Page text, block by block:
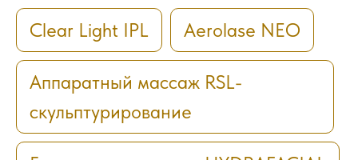
Clear Light IPL Aerolase NEO
Аппаратный массаж RSL-
скульптурирование